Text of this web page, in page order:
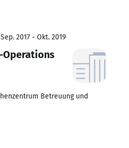
2017 - Okt. 2019
Betreuung und